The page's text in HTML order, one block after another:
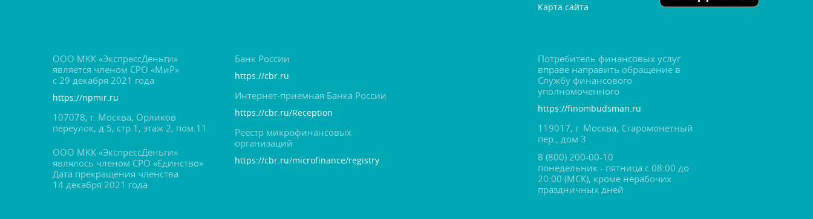
Карта сайта
ООО МКК «ЭкспрессДеньги»
является членом СРО «МиР»
с 29 декабря 2021 года
https://npmir.ru
107078, г. Москва, Орлико
переулок, д.5, стр.1, этаж 2, пом.11
ООО МКК «ЭкспрессДеньги»
являлось членом СРО «Единство»
Дата прекращения членства
14 декабря 2021 года
Банк России
https://cbr.ru
Интернет-приемная Банка России
https://cbr.ru/Reception
Реестр микрофинансовых
организаций
https://cbr.ru/microfinance/registry
Потребитель финансовых услу
праве направить обращение
Службу финансового
уполномоченного
https://finombudsman.ru
119017, г. Москва, Старомонетный
пер., дом 3
8 (800) 200-00-10
понедельник - пятница с 08:00 до
20:00 (МСК), кроме нерабочих
праздничных дней